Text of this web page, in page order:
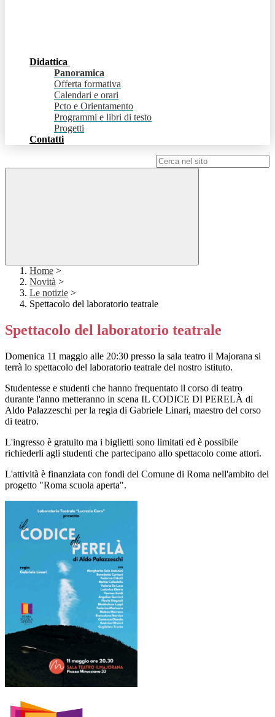
Didattica
Panoramica
Offerta formativa
Calendari e orari
Pcto e Orientamento
Programmi e libri di testo
Progetti
Contatti
Home >
Novità >
Le notizie >
Spettacolo del laboratorio teatrale
Spettacolo del laboratorio teatrale
Domenica 11 maggio alle 20:30 presso la sala teatro il Majorana si
terrà lo spettacolo del laboratorio teatrale del nostro istituto.
Studentesse e studenti che hanno frequentato il corso di teatro
durante l'anno metteranno in scena IL CODICE DI PERELÀ di
Aldo Palazzeschi per la regia di Gabriele Linari, maestro del corso
di teatro.
L'ingresso è gratuito ma i biglietti sono limitati ed è possibile
richiederli agli studenti che partecipano allo spettacolo come attori.
L'attività è finanziata con fondi del Comune di Roma nell'ambito del
progetto "Roma scuola aperta".